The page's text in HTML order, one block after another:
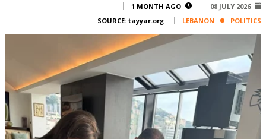
Horoscope
Polls
Jobs
Writers
08 JULY 2026
1 MONTH AGO
LEBANON
POLITICS
SOURCE: tayyar.org